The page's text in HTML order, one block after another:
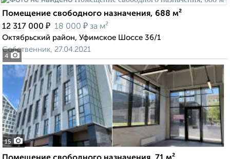
4
Помещение свободного назначения, 688 м²
12 317 000 ₽ 18 000 ₽ за м²
Октябрьский район, Уфимское Шоссе 36/1
Собственник, 27.04.2021
15